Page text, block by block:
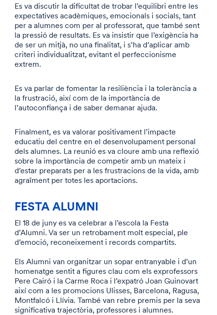
Es va discutir la dificultat de trobar l’equilibri entre les
expectatives acadèmiques, emocionals i socials, tant
per a alumnes com per al professorat, que també sent
la pressió de resultats. Es va insistir que l’exigència ha
de ser un mitjà, no una finalitat, i s’ha d’aplicar amb
criteri individualitzat, evitant el perfeccionisme
extrem.
Es va parlar de fomentar la resiliència i la tolerància a
la frustració, així com de la importància de
l’autoconfiança i de saber demanar ajuda.
Finalment, es va valorar positivament l’impacte
educatiu del centre en el desenvolupament personal
dels alumnes. La reunió es va cloure amb una reflexió
sobre la importància de competir amb un mateix i
d’estar preparats per a les frustracions de la vida, amb
agraïment per totes les aportacions.
FESTA ALUMNI
El 18 de juny es va celebrar a l’escola la Festa
d’Alumni. Va ser un retrobament molt especial, ple
d’emoció, reconeixement i records compartits.
Els Alumni van organitzar un sopar entranyable i d’un
homenatge sentit a figures clau com els exprofessors
Pere Cairó i la Carme Roca i l’expatró Joan Guinovart
així com a les promocions Ulisses, Barcelona, Ragusa,
Montfalcó i Llívia. També van rebre premis per la seva
significativa trajectòria, professores i alumnes.